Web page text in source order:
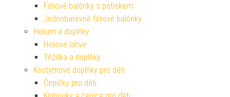
Fóliové balónky s potiskem
Jednobarevné fóliové balónky
Helium a doplňky
Heliové lahve
Těžítka a doplňky
Kostýmové doplňky pro děti
Čepičky pro děti